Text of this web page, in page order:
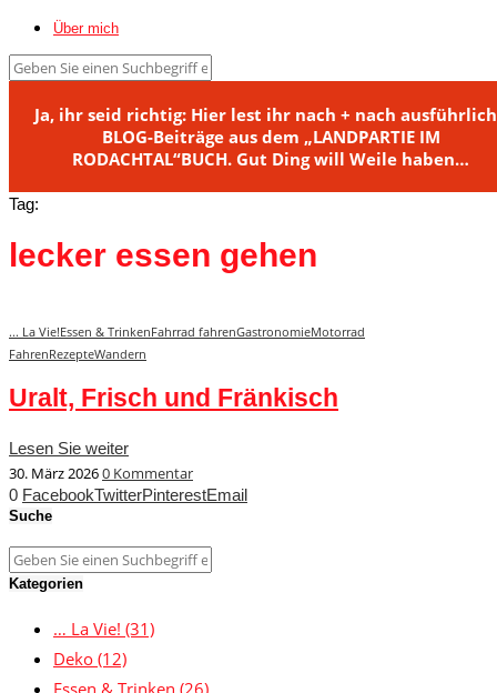
Über mich
Ja, ihr seid richtig: Hier lest ihr nach + nach
BLOG-Beiträge aus dem „LANDPARTIE IM
RODACHTAL“BUCH. Gut Ding will Weile haben…
Tag:
lecker essen gehen
... La Vie!Essen & TrinkenFahrrad fahrenGastronomieMotorrad
FahrenRezepteWandern
Uralt, Frisch und Fränkisch
Lesen Sie weiter
30. März 20260 Kommentar
0 FacebookTwitterPinterestEmail
Suche
Kategorien
… La Vie! (31)
Deko (12)